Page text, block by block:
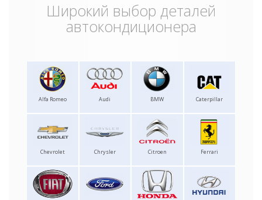
Широкий выбор деталей
автокондиционера
Alfa Romeo Audi BMW Caterpillar
Chevrolet Chrysler Citroen Ferrari